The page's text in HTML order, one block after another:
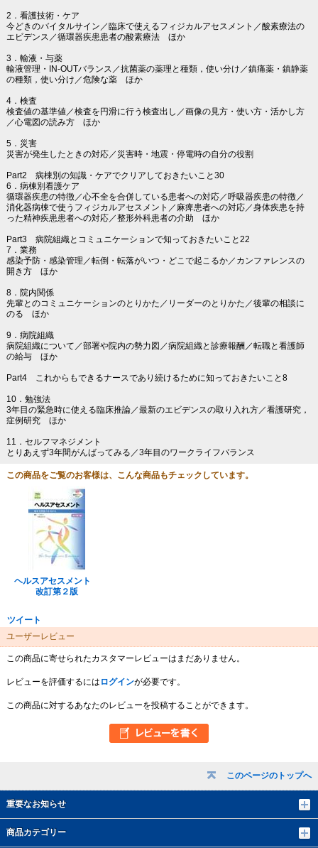
このページのトップへ
重要なお知らせ
商品カテゴリー
2．看護技術・ケア
今どきのバイタルサイン／臨床で使えるフィジカルアセスメント／酸素療法の
エビデンス／循環器疾患患者の酸素療法 ほか
3．輸液・与薬
輸液管理・IN-OUTバランス／抗菌薬の薬理と種類，使い分け／鎮痛薬・鎮静薬
の種類，使い分け／危険な薬 ほか
4．検査
検査値の基準値／検査を円滑に行う検査出し／画像の見方・使い方・活かし方
／心電図の読み方 ほか
5．災害
災害が発生したときの対応／災害時・地震・停電時の自分の役割
Part2 病棟別の知識・ケアでクリアしておきたいこと30
6．病棟別看護ケア
循環器疾患の特徴／心不全を合併している患者への対応／呼吸器疾患の特徴／
消化器病棟で使うフィジカルアセスメント／麻痺患者への対応／身体疾患を持
った精神疾患患者への対応／整形外科患者の介助 ほか
Part3 病院組織とコミュニケーションで知っておきたいこと22
7．業務
感染予防・感染管理／転倒・転落がいつ・どこで起こるか／カンファレンスの
開き方 ほか
8．院内関係
先輩とのコミュニケーションのとりかた／リーダーのとりかた／後輩の相談に
のる ほか
9．病院組織
病院組織について／部署や院内の勢力図／病院組織と診療報酬／転職と看護師
の給与 ほか
Part4 これからもできるナースであり続けるために知っておきたいこと8
10．勉強法
3年目の緊急時に使える臨床推論／最新のエビデンスの取り入れ方／看護研究，
症例研究 ほか
11．セルフマネジメント
とりあえず3年間がんばってみる／3年目のワークライフバランス
この商品をご覧のお客様は、こんな商品もチェックしています。
ヘルスアセスメント
改訂第２版
ツイート
ユーザーレビュー
この商品に寄せられたカスタマーレビューはまだありません。
レビューを評価するには ログインが必要です。
この商品に対するあなたのレビューを投稿することができます。